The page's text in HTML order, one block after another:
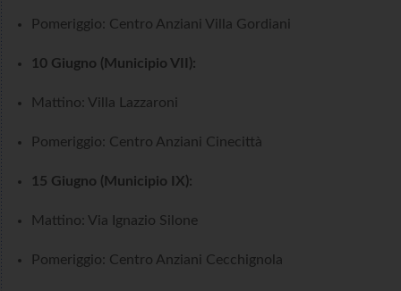
Pomeriggio: Centro Anziani Villa Gordiani
10 Giugno (Municipio VII):
Mattino: Villa Lazzaroni
Pomeriggio: Centro Anziani Cinecittà
15 Giugno (Municipio IX):
Mattino: Via Ignazio Silone
Pomeriggio: Centro Anziani Cecchignola